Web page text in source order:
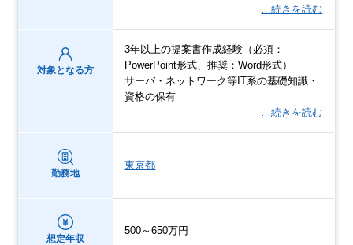
…続きを読む
対象となる方
3年以上の提案書作成経験（必須：
PowerPoint形式、推奨：Word形式）
サーバ・ネットワーク等IT系の基礎知識・
資格の保有
…続きを読む
勤務地
東京都
想定年収
500～650万円